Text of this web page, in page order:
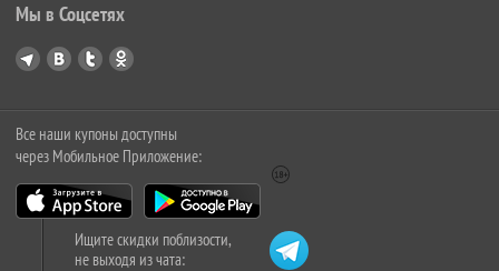
Мы в Соцсетях
Все наши купоны доступны
через Мобильное Приложение:
Ищите скидки поблизости,
не выходя из чата: